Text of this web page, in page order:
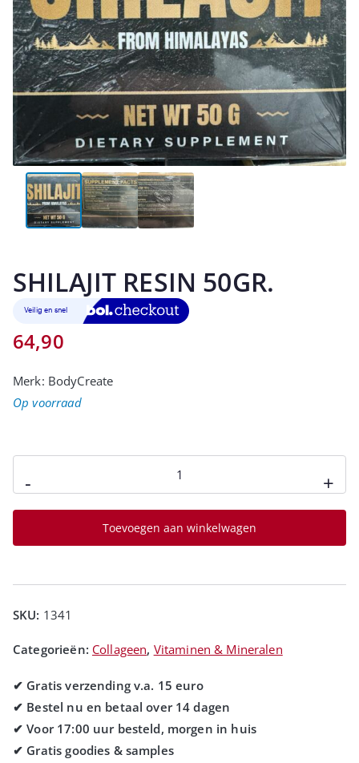
SHILAJIT RESIN 50GR.
64,90
Merk: BodyCreate
Op voorraad
- +
Toevoegen aan winkelwagen
SKU: 1341
Categorieën: Collageen, Vitaminen & Mineralen